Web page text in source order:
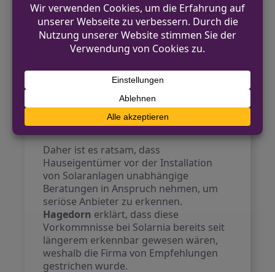
zahlreiche Meldungen
entgegengenommen. Laut Berichten
von Kunden hätten viele bis zu80
Prozentder Gesamtsumme bereits im
ehrenamtlicher Energieberater, warnt,
dass solch hohe Anzahlungen unseriös
sind und rät dazu, dass Zahlungen erst
nach erfolgreichem Anschluss der
Anlagen erfolgen sollten.
Daher ist es ratsam, dass
Hauseigentümer vor der Installation
von Solaranlagen unabhängige
Beratungen in Anspruch nehmen, um
seriöse Anbieter zu erkennen.
Hagedorn erklärt, dass diese
Vorkommnisse bei Solarnia bereits seit
längerem erkennbar gewesen wären,
weshalb die Firma von Empfehlungen
gestrichen wurde.